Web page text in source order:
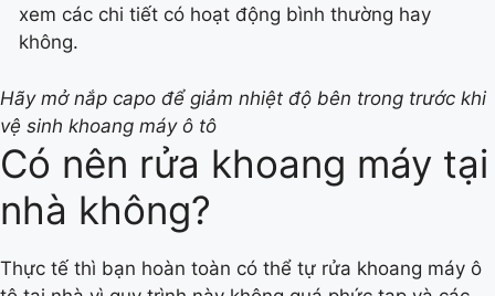
xem các chi tiết có hoạt động bình thường hay
không.
Hãy mở nắp capo để giảm nhiệt độ bên trong trước khi
vệ sinh khoang máy ô tô
Có nên rửa khoang máy tại
nhà không?
Thực tế thì bạn hoàn toàn có thể tự rửa khoang máy ô